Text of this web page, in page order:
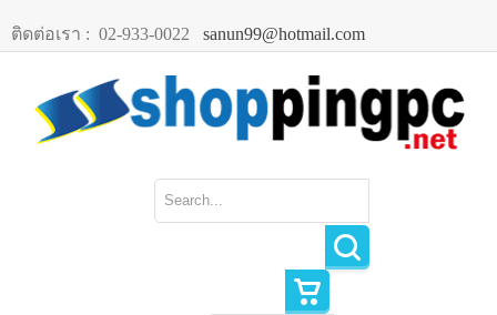
ติดต่อเรา : 02-933-0022 sanun99@hotmail.com